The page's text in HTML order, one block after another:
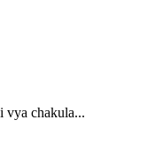
vya chakula...